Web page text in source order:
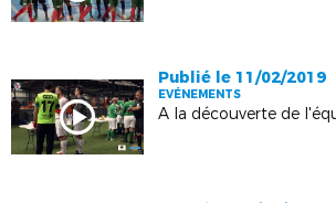
Publié le 11/02/2019
EVÉNEMENTS